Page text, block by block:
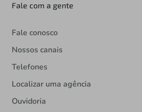
Fale com a gente
Fale conosco
Nossos canais
Telefones
Localizar uma agência
Ouvidoria